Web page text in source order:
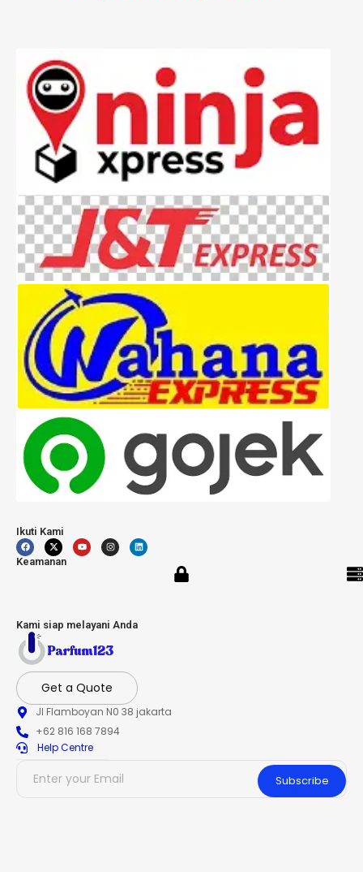
Ikuti Kami
Keamanan
Kami siap melayani Anda
Get a Quote
Jl Flamboyan N0 38 jakarta
+62 816 168 7894
Help Centre
Subscribe